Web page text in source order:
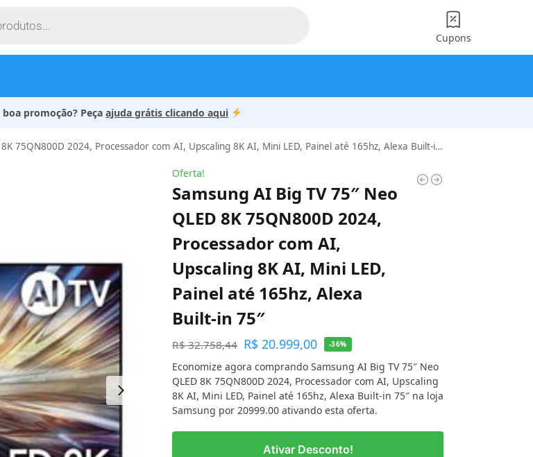
Cupons
promoção? Peça ajuda grátis clicando aqui
75QN800D 2024, Processador com AI, Upscaling 8K AI, Mini LED, Painel até 165hz, Alexa Built-in 75″
Oferta!
Samsung AI Big TV 75″ Neo
QLED 8K 75QN800D 2024,
Processador com AI,
Upscaling 8K AI, Mini LED,
Painel até 165hz, Alexa
Built-in 75″
R$32.758,44 R$ 20.999,00 -36%
Economize agora comprando Samsung AI Big TV 75″ Neo
QLED 8K 75QN800D 2024, Processador com AI, Upscaling
8K AI, Mini LED, Painel até 165hz, Alexa Built-in 75″ na loja
Samsung por 20999.00 ativando esta oferta.
Ativar Desconto!